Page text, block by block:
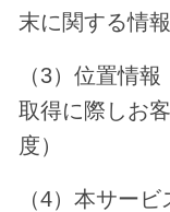
末に関する情報
（3）位置情報
取得に際しお
度）
（4）本サー